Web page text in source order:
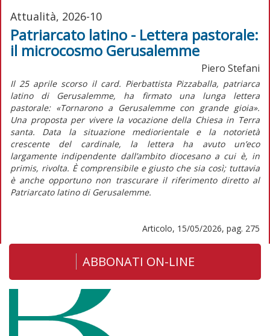
Attualità, 2026-10
Patriarcato latino - Lettera pastorale:
il microcosmo Gerusalemme
Piero Stefani
Il 25 aprile scorso il card. Pierbattista Pizzaballa, patriarca
latino di Gerusalemme, ha firmato una lunga lettera
pastorale: «Tornarono a Gerusalemme con grande gioia».
Una proposta per vivere la vocazione della Chiesa in Terra
santa. Data la situazione mediorientale e la notorietà
crescente del cardinale, la lettera ha avuto un’eco
largamente indipendente dall’ambito diocesano a cui è, in
primis, rivolta. È comprensibile e giusto che sia così; tuttavia
è anche opportuno non trascurare il riferimento diretto al
Patriarcato latino di Gerusalemme.
Articolo, 15/05/2026, pag. 275
ABBONATI ON-LINE